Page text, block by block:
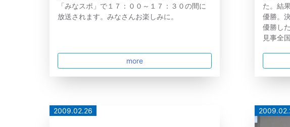
「みなスポ」で１７：００～１７：３０の間に
放送されます。みなさんお楽しみに。
more
た。結
優勝。
優勝し
見事全
2009.02.26